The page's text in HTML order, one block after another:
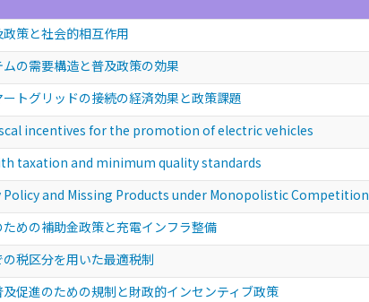
策と社会的相互作用
の需要構造と普及政策の効果
トグリッドの接続の経済効果と政策課題
incentives for the promotion of electric vehicles
taxation and minimum quality standards
Policy and Missing Products under Monopolistic Competition
めの補助金政策と充電インフラ整備
税区分を用いた最適税制
促進のための規制と財政的インセンティブ政策